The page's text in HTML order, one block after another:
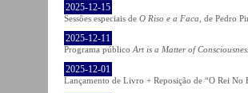
2025-12-15
Sessões especiais de O Riso e a Faca , de Pedro
2025-12-11
Programa público Art is a Matter of
2025-12-01
Lançamento de Livro + Reposição de “O Rei